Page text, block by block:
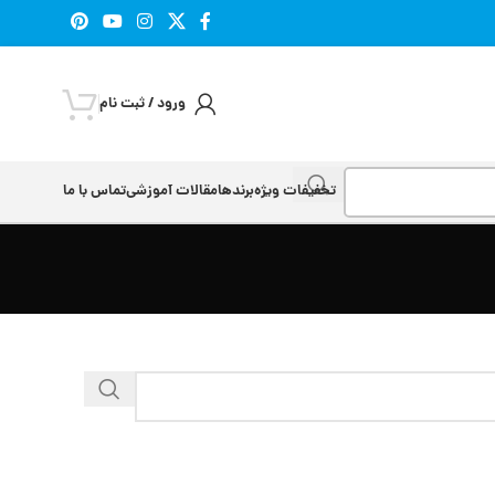
ورود / ثبت نام
تخفیفات ویژهبرندهامقالات آموزشیتماس با ما